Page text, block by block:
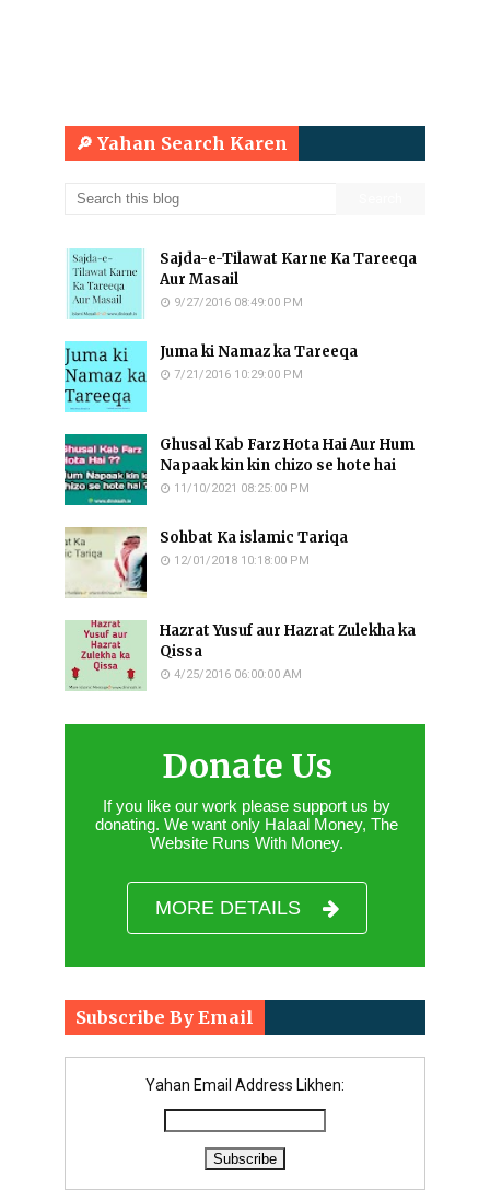
🔎 Yahan Search Karen
Sajda-e-Tilawat Karne Ka Tareeqa
Aur Masail
9/27/2016 08:49:00 PM
Juma ki Namaz ka Tareeqa
7/21/2016 10:29:00 PM
Ghusal Kab Farz Hota Hai Aur Hum
Napaak kin kin chizo se hote hai
11/10/2021 08:25:00 PM
Sohbat Ka islamic Tariqa
12/01/2018 10:18:00 PM
Hazrat Yusuf aur Hazrat Zulekha ka
Qissa
4/25/2016 06:00:00 AM
Donate Us
If you like our work please support us by
donating. We want only Halaal Money, The
Website Runs With Money.
MORE DETAILS
Subscribe By Email
Yahan Email Address Likhen: